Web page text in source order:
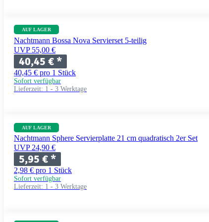
AUF LAGER
Nachtmann Bossa Nova Servierset 5-teilig
UVP 55,00 €
40,45 € *
40,45 € pro 1 Stück
Sofort verfügbar
Lieferzeit: 1 - 3 Werktage
AUF LAGER
Nachtmann Sphere Servierplatte 21 cm quadratisch 2er Set
UVP 24,90 €
5,95 € *
2,98 € pro 1 Stück
Sofort verfügbar
Lieferzeit: 1 - 3 Werktage